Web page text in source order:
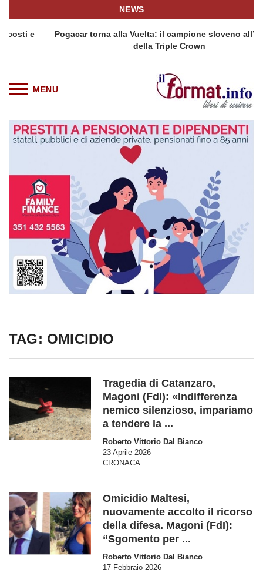
NEWS
Pogacar torna alla Vuelta: il campione sloveno all’assalto
della Triple Crown
TAG: OMICIDIO
Tragedia di Catanzaro,
Magoni (FdI): «Indifferenza
nemico silenzioso, impariamo
a tendere la ...
Roberto Vittorio Dal Bianco
23 Aprile 2026
CRONACA
Omicidio Maltesi,
nuovamente accolto il ricorso
della difesa. Magoni (FdI):
“Sgomento per ...
Roberto Vittorio Dal Bianco
17 Febbraio 2026